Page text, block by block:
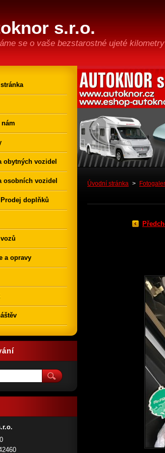
s.r.o.
se o vaše bezstarostné ujeté kilometry
Úvodní stránka >
nám
obytných vozidel
osobních vozidel
doplňků
a opravy